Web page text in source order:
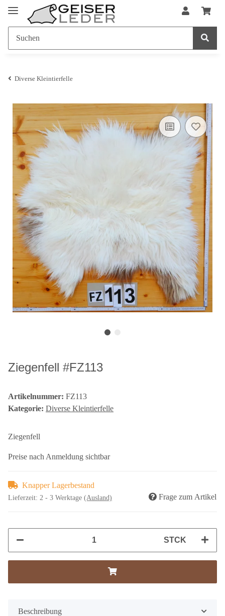
Diverse Kleintierfelle
Ziegenfell #FZ113
Artikelnummer: FZ113
Kategorie: Diverse Kleintierfelle
Ziegenfell
Preise nach Anmeldung sichtbar
Knapper Lagerbestand
Lieferzeit: 2 - 3 Werktage (Ausland) Frage zum Artikel
STCK
Beschreibung